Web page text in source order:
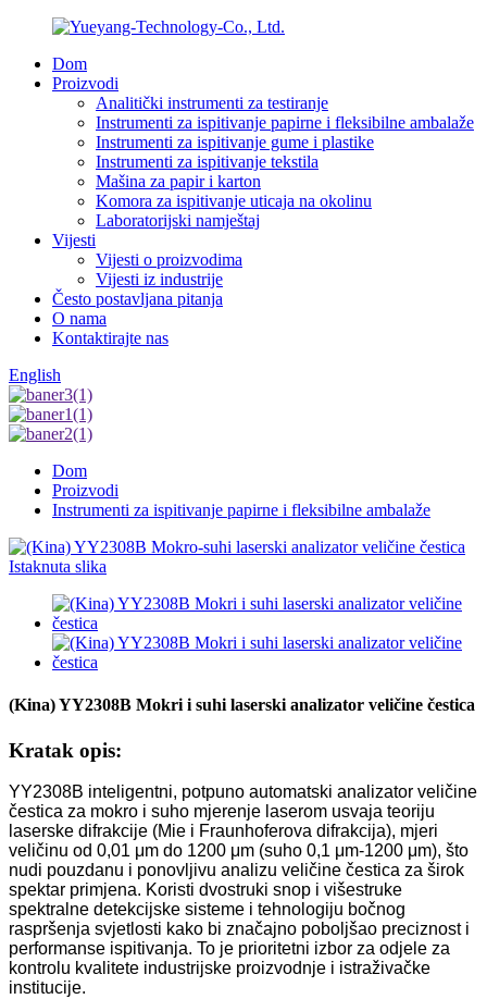
Dom
Proizvodi
Analitički instrumenti za testiranje
Instrumenti za ispitivanje papirne i fleksibilne ambalaže
Instrumenti za ispitivanje gume i plastike
Instrumenti za ispitivanje tekstila
Mašina za papir i karton
Komora za ispitivanje uticaja na okolinu
Laboratorijski namještaj
Vijesti
Vijesti o proizvodima
Vijesti iz industrije
Često postavljana pitanja
O nama
Kontaktirajte nas
English
Dom
Proizvodi
Instrumenti za ispitivanje papirne i fleksibilne ambalaže
(Kina) YY2308B Mokri i suhi laserski analizator veličine čestica
Kratak opis:
YY2308B inteligentni, potpuno automatski analizator veličine
čestica za mokro i suho mjerenje laserom usvaja teoriju
laserske difrakcije (Mie i Fraunhoferova difrakcija), mjeri
veličinu od 0,01 μm do 1200 μm (suho 0,1 μm-1200 μm), što
nudi pouzdanu i ponovljivu analizu veličine čestica za širok
spektar primjena. Koristi dvostruki snop i višestruke
spektralne detekcijske sisteme i tehnologiju bočnog
raspršenja svjetlosti kako bi značajno poboljšao preciznost i
performanse ispitivanja. To je prioritetni izbor za odjele za
kontrolu kvalitete industrijske proizvodnje i istraživačke
institucije.